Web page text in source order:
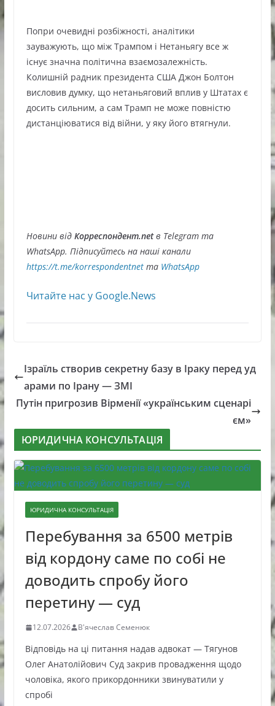
Попри очевидні розбіжності, аналітики
зауважують, що між Трампом і Нетаньягу все ж
існує значна політична взаємозалежність.
Колишній радник президента США Джон Болтон
висловив думку, що нетаньяговий вплив у Штатах є
досить сильним, а сам Трамп не може повністю
дистанціюватися від війни, у яку його втягнули.
Новини відКорреспондент.netв Telegram та
WhatsApp. Підписуйтесь на наші канали
https://t.me/korrespondentnetта WhatsApp
Читайте нас у Google.News
Ізраїль створив секретну базу в Іраку перед уд
арами по Ірану — ЗМІ
Путін пригрозив Вірменії «українським сценарі
єм»
ЮРИДИЧНА КОНСУЛЬТАЦІЯ
ЮРИДИЧНА КОНСУЛЬТАЦІЯ
Перебування за 6500 метрів
від кордону саме по собі не
доводить спробу його
перетину — суд
12.07.2026 В'ячеслав Семенюк
Відповідь на ці питання надав адвокат — Тягунов
Олег Анатолійович Суд закрив провадження щодо
чоловіка, якого прикордонники звинуватили у
спробі